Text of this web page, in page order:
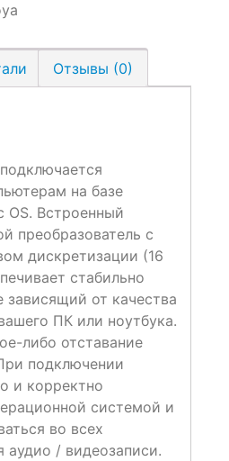
Отзывы (0)
подключается
на базе
OS. Встроенный
преобразователь с
дискретизации (16
стабильно
зависящий от качества
ПК или ноутбука.
либо отставание
подключении
и корректно
системой и
во всех
аудио / видеозаписи.